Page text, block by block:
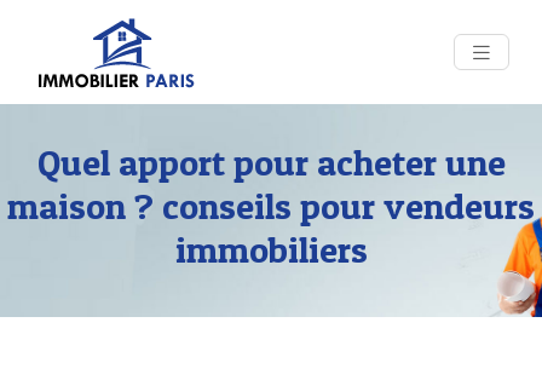
Quel apport pour acheter une
maison ? conseils pour vendeurs
immobiliers